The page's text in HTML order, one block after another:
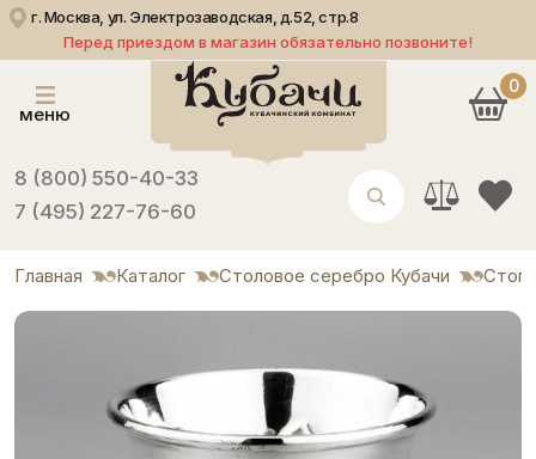
г. Москва, ул. Электрозаводская, д.52, стр.8
Перед приездом в магазин обязательно позвоните!
меню
8 (800) 550-40-33
7 (495) 227-76-60
0
Главная Каталог Столовое серебро Кубачи